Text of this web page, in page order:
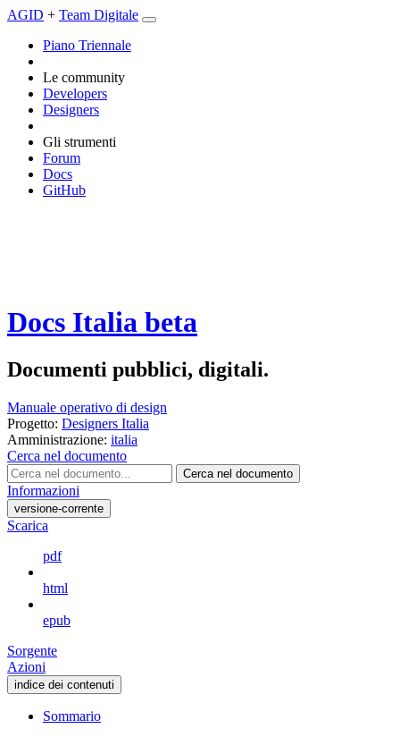
AGID + Team Digitale
Piano Triennale
Le community
Developers
Designers
Gli strumenti
Forum
Docs
GitHub
Docs Italia beta
Documenti pubblici, digitali.
Manuale operativo di design
Progetto: Designers Italia
Amministrazione: italia
Cerca nel documento
Cerca nel documento
Informazioni
versione-corrente
Scarica
pdf
html
epub
Sorgente
Azioni
indice dei contenuti
Sommario